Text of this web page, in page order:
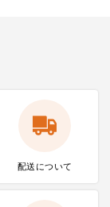
配送について